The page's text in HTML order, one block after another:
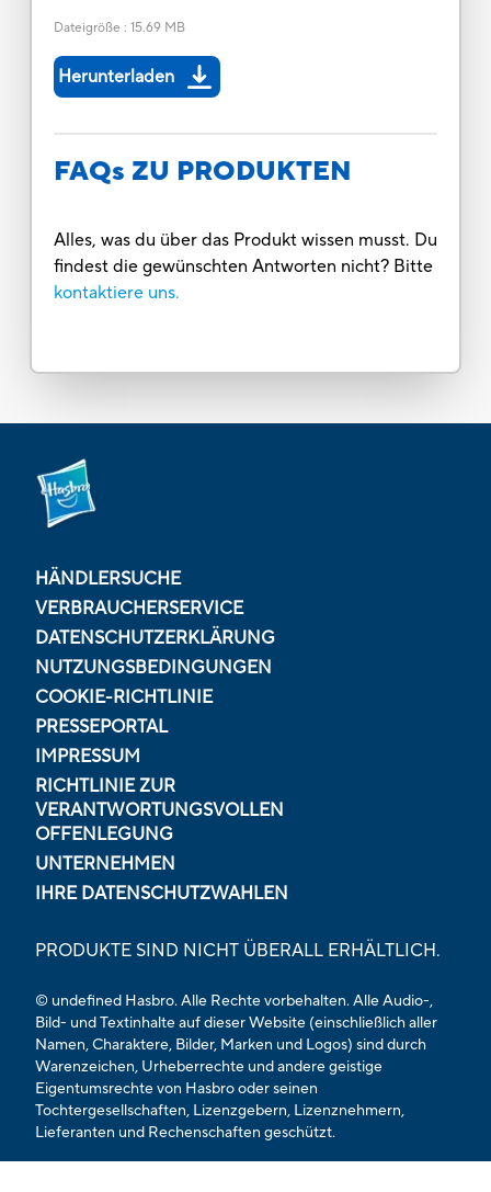
Dateigröße : 15.69 MB
Herunterladen
FAQs ZU PRODUKTEN
Alles, was du über das Produkt wissen musst. Du
findest die gewünschten Antworten nicht? Bitte
kontaktiere uns.
HÄNDLERSUCHE
VERBRAUCHERSERVICE
DATENSCHUTZERKLÄRUNG
NUTZUNGSBEDINGUNGEN
COOKIE-RICHTLINIE
PRESSEPORTAL
IMPRESSUM
RICHTLINIE ZUR
VERANTWORTUNGSVOLLEN
OFFENLEGUNG
UNTERNEHMEN
IHRE DATENSCHUTZWAHLEN
PRODUKTE SIND NICHT ÜBERALL ERHÄLTLICH.
© undefined Hasbro. Alle Rechte vorbehalten. Alle Audio-,
Bild- und Textinhalte auf dieser Website (einschließlich aller
Namen, Charaktere, Bilder, Marken und Logos) sind durch
Warenzeichen, Urheberrechte und andere geistige
Eigentumsrechte von Hasbro oder seinen
Tochtergesellschaften, Lizenzgebern, Lizenznehmern,
Lieferanten und Rechenschaften geschützt.